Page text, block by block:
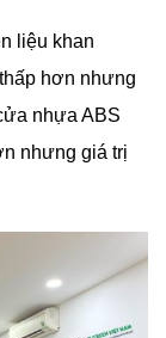
liệu khan
hơn nhưng
nhựa ABS
nhưng giá trị